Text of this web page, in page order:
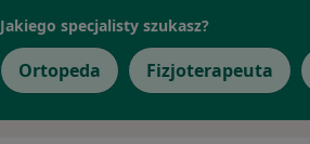
Jakiego specjalisty szukasz?
Ortopeda Fizjoterapeuta